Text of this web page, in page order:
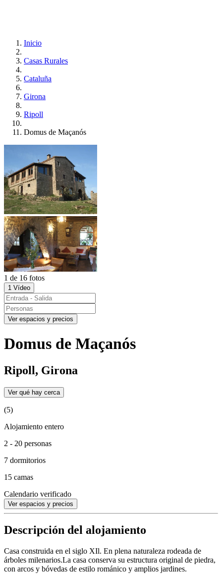
Inicio
Casas Rurales
Cataluña
Girona
Ripoll
Domus de Maçanós
1 de 16 fotos
1 Vídeo
Ver espacios y precios
Domus de Maçanós
Ripoll, Girona
Ver qué hay cerca
(5)
Alojamiento entero
2 - 20 personas
7 dormitorios
15 camas
Calendario verificado
Ver espacios y precios
Descripción del alojamiento
Casa construida en el siglo XIl. En plena naturaleza rodeada de
árboles milenarios.La casa conserva su estructura original de piedra,
con arcos y bóvedas de estilo románico y amplios jardines.